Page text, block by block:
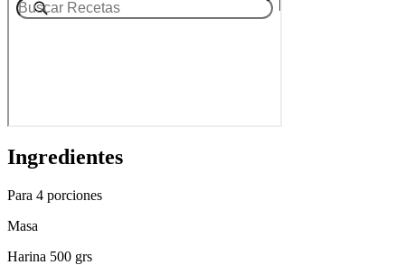
Ingredientes
Para 4 porciones
Masa
Harina 500 grs